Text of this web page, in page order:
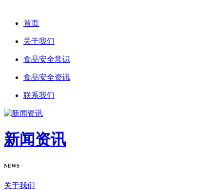
首页
关于我们
食品安全常识
食品安全资讯
联系我们
新闻资讯
NEWS
关于我们